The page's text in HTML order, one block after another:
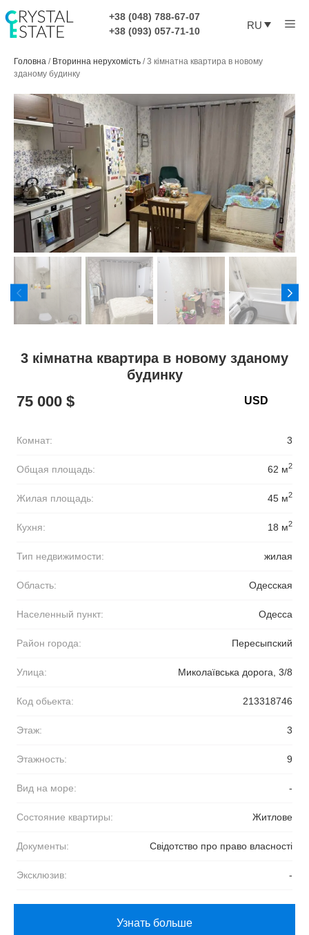
содержимому
+38 (048) 788-67-07
+38 (093) 057-71-10
RU
Головна / Вторинна нерухомість /3 кімнатна квартира в новому
зданому будинку
3 кімнатна квартира в новому зданому
будинку
75 000 $
Комнат: 3
Общая площадь: 62 м2
Жилая площадь: 45 м2
Кухня: 18 м2
Тип недвижимости: жилая
Область: Одесская
Населенный пункт: Одесса
Район города: Пересыпский
Улица: Миколаївська дорога, 3/8
Код обьекта: 213318746
Этаж: 3
Этажность: 9
Вид на море: -
Состояние квартиры: Житлове
Документы: Свідотство про право власності
Эксклюзив: -
Узнать больше